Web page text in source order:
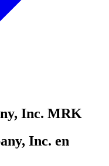
Inc. MRK
Inc. en